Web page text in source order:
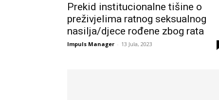
Prekid institucionalne tišine o
preživjelima ratnog seksualnog
nasilja/djece rođene zbog rata
Impuls Manager - 13 Jula, 2023